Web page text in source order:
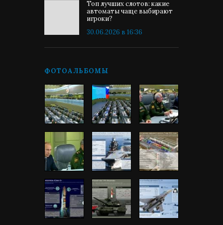
Топ лучших слотов: какие
автоматы чаще выбирают
игроки?
30.06.2026 в 16:36
ФОТОАЛЬБОМЫ